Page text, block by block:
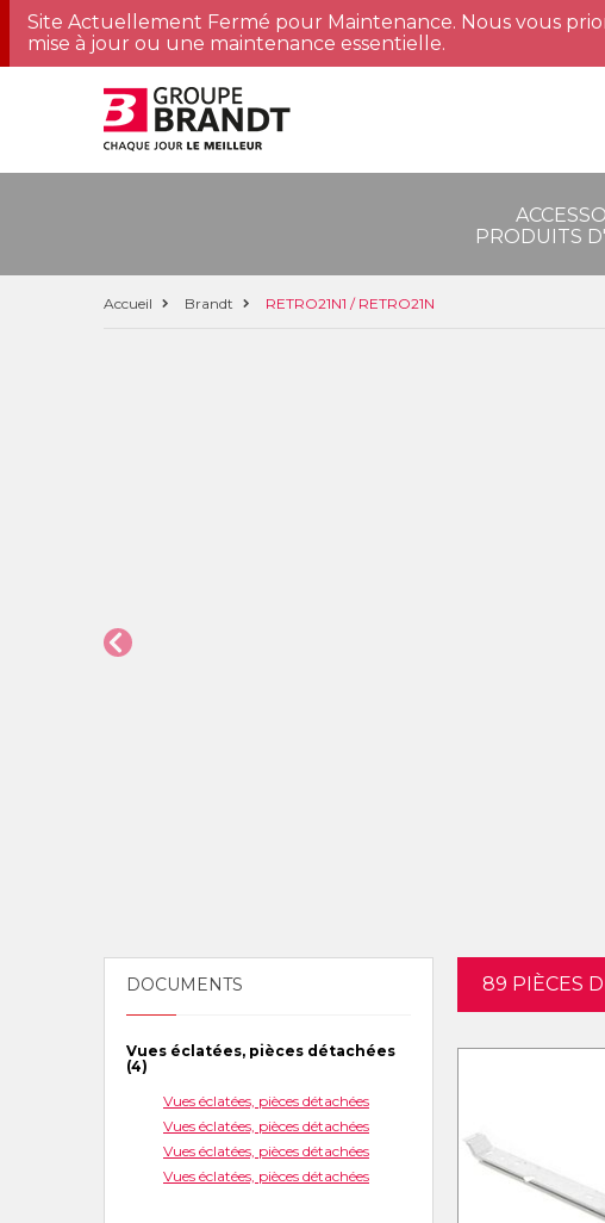
Site Actuellement Fermé pour Maintenance. Nous vous
mise à jour ou une maintenance essentielle.
PRODUITS
Accueil Brandt RETRO21N1 / RETRO21N
DOCUMENTS
Vues éclatées, pièces détachées
(4)
Vues éclatées, pièces détachées
Vues éclatées, pièces détachées
Vues éclatées, pièces détachées
Vues éclatées, pièces détachées
89 PIÈCES